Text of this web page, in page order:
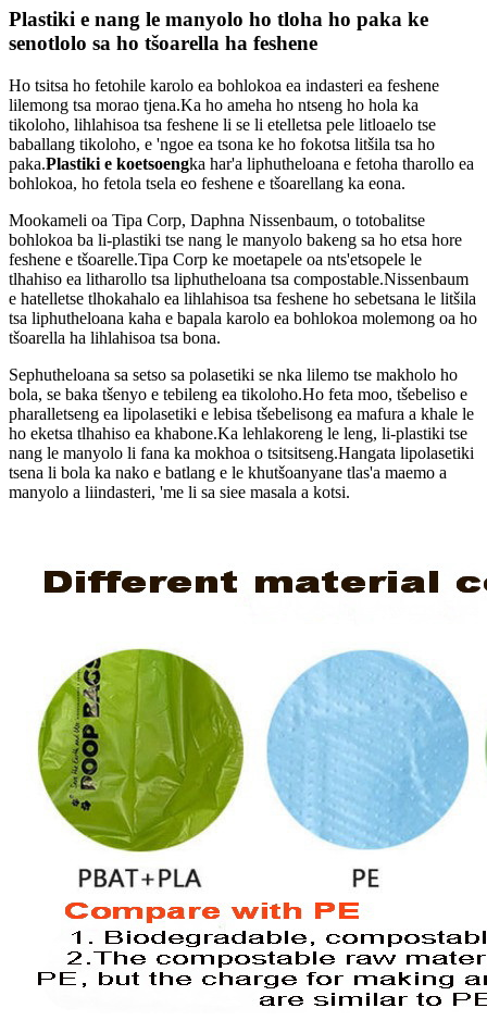
Plastiki e nang le manyolo ho tloha ho paka ke
senotlolo sa ho tšoarella ha feshene
Ho tsitsa ho fetohile karolo ea bohlokoa ea indasteri ea feshene
lilemong tsa morao tjena.Ka ho ameha ho ntseng ho hola ka
tikoloho, lihlahisoa tsa feshene li se li etelletsa pele litloaelo tse
baballang tikoloho, e 'ngoe ea tsona ke ho fokotsa litšila tsa ho
paka.Plastiki e koetsoengka har'a liphutheloana e fetoha tharollo ea
bohlokoa, ho fetola tsela eo feshene e tšoarellang ka eona.
Mookameli oa Tipa Corp, Daphna Nissenbaum, o totobalitse
bohlokoa ba li-plastiki tse nang le manyolo bakeng sa ho etsa hore
feshene e tšoarelle.Tipa Corp ke moetapele oa nts'etsopele le
tlhahiso ea litharollo tsa liphutheloana tsa compostable.Nissenbaum
e hatelletse tlhokahalo ea lihlahisoa tsa feshene ho sebetsana le litšila
tsa liphutheloana kaha e bapala karolo ea bohlokoa molemong oa ho
tšoarella ha lihlahisoa tsa bona.
Sephutheloana sa setso sa polasetiki se nka lilemo tse makholo ho
bola, se baka tšenyo e tebileng ea tikoloho.Ho feta moo, tšebeliso e
pharalletseng ea lipolasetiki e lebisa tšebelisong ea mafura a khale le
ho eketsa tlhahiso ea khabone.Ka lehlakoreng le leng, li-plastiki tse
nang le manyolo li fana ka mokhoa o tsitsitseng.Hangata lipolasetiki
tsena li bola ka nako e batlang e le khutšoanyane tlas'a maemo a
manyolo a liindasteri, 'me li sa siee masala a kotsi.